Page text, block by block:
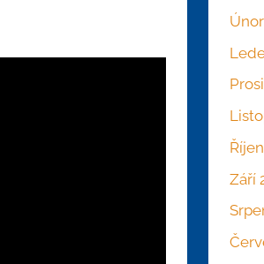
Září